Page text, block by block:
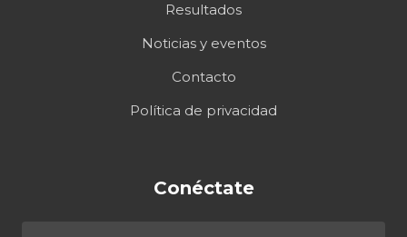
Resultados
Noticias y eventos
Contacto
Política de privacidad
Conéctate